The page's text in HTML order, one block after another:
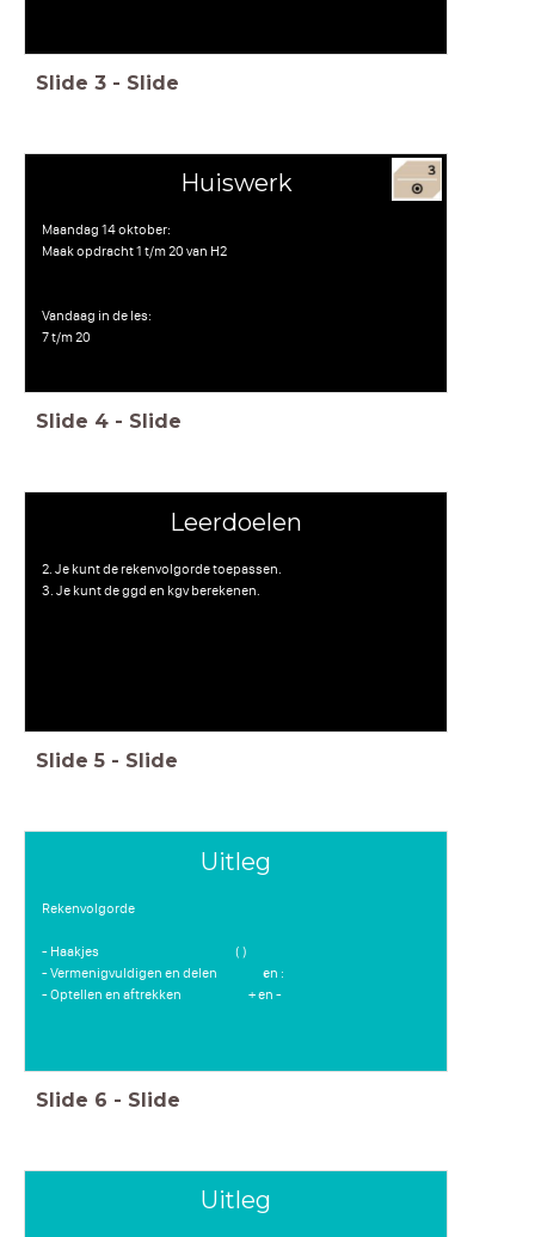
Slide 3 - Slide
Huiswerk
Maandag 14 oktober:
Maak opdracht 1 t/m 20 van H2
Vandaag in de les:
7 t/m 20
Slide 4 - Slide
Leerdoelen
2. Je kunt de rekenvolgorde toepassen.
3. Je kunt de ggd en kgv berekenen.
Slide 5 - Slide
Uitleg
Rekenvolgorde
- Haakjes ( )
- Vermenigvuldigen en delen en :
- Optellen en aftrekken + en -
⋅
Slide 6 - Slide
Uitleg